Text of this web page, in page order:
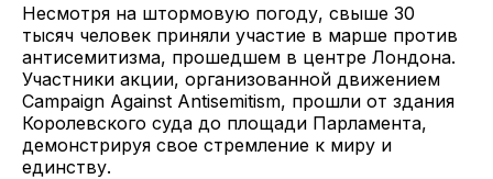
Несмотря на штормовую погоду, свыше 30
тысяч человек приняли участие в марше против
антисемитизма, прошедшем в центре Лондона.
Участники акции, организованной движением
Campaign Against Antisemitism, прошли от здания
Королевского суда до площади Парламента,
демонстрируя свое стремление к миру и
единству.